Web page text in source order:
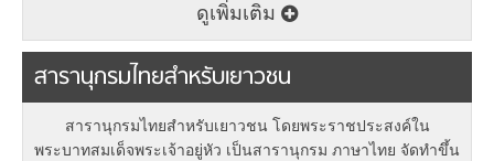
ดูเพิ่มเติม
สารานุกรมไทยสำหรับเยาวชน
สารานุกรมไทยสำหรับเยาวชน โดยพระราชประสงค์ใน
พระบาทสมเด็จพระเจ้าอยู่หัว เป็นสารานุกรม ภาษาไทย จัดทำขึ้น